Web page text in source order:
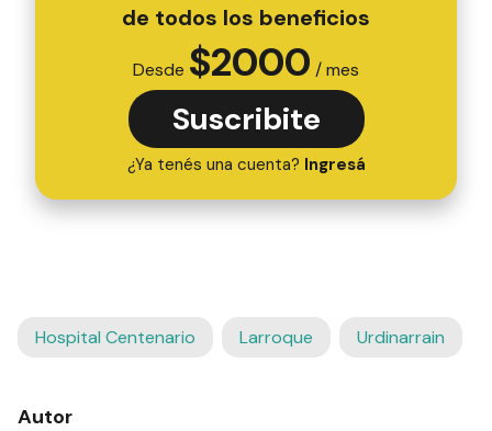
de todos los beneficios
Desde $2000 / mes
Suscribite
¿Ya tenés una cuenta? Ingresá
Hospital Centenario Larroque Urdinarrain
Autor